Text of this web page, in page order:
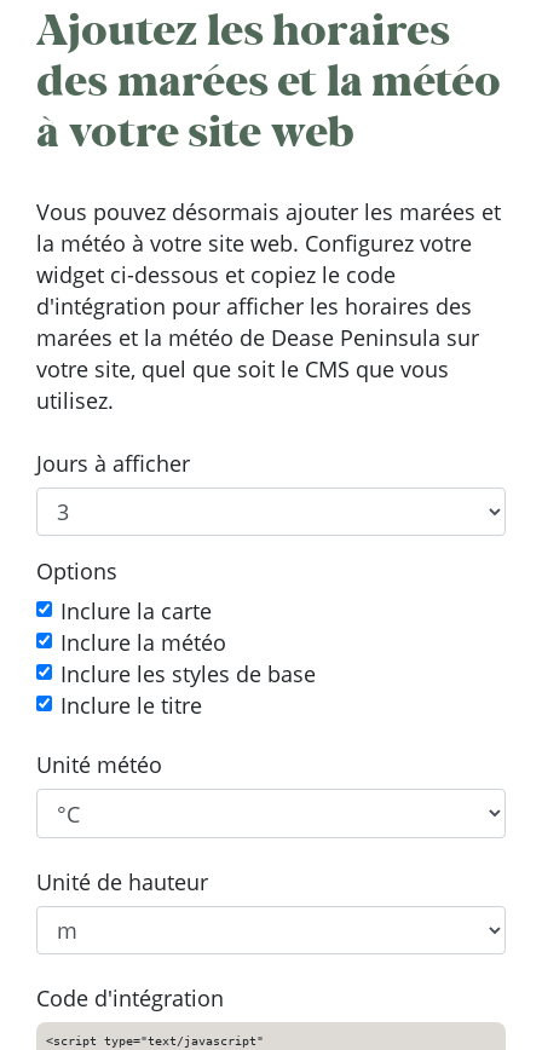
Ajoutez les horaires
des marées et la météo
à votre site web
Vous pouvez désormais ajouter les marées et
la météo à votre site web. Configurez votre
widget ci-dessous et copiez le code
d'intégration pour afficher les horaires des
marées et la météo de Dease Peninsula sur
votre site, quel que soit le CMS que vous
utilisez.
Jours à afficher
Options
Inclure la carte
Inclure la météo
Inclure les styles de base
Inclure le titre
Unité météo
Unité de hauteur
Code d'intégration
<script type="text/javascript"